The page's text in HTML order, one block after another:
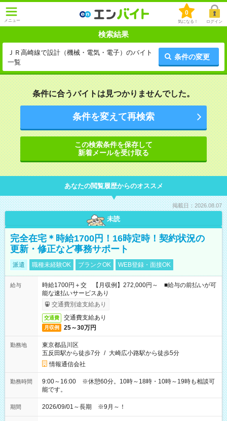
メニュー
0
気になる！ ログイン
検索結果
ＪＲ高崎線で設計（機械・電気・電子）のバイト
一覧
条件の変更
条件に合うバイトは見つかりませんでした。
条件を変えて再検索
この検索条件を保存して
新着メールを受け取る
あなたの閲覧履歴からのオススメ
掲載日：2026.08.07
未読
完全在宅＊時給1700円！16時定時！契約状況の
更新・修正など事務サポート
派遣 職種未経験OK ブランクOK WEB登録・面接OK
給与
時給1700円＋交 【月収例】272,000円～ ■給与の前払いが可
能な速払いサービスあり
交通費別途支給あり
交通費 交通費支給あり
月収例 25～30万円
勤務地
東京都品川区
五反田駅から徒歩7分 / 大崎広小路駅から徒歩5分
情報通信会社
勤務時間
9:00～16:00 ※休憩60分。10時～18時・10時～19時も相談可
能です。
期間 2026/09/01～長期 ※9月～！